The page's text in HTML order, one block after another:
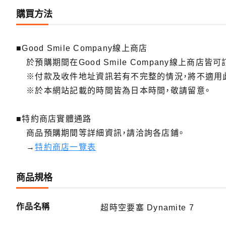
購買方法
■Good Smile Company線上商店
於預購期間在Good Smile Company線上商店皆可訂
※付款及收件地址資訊若有不完整的情況，將不適用
※於本網站記載的時間皆為日本時間，敬請留意。
■特約商店實體通路
商品預購期間等詳細資訊，請洽詢各店鋪。
→特約商店一覽表
商品規格
作品名稱 超時空要塞 Dynamite 7